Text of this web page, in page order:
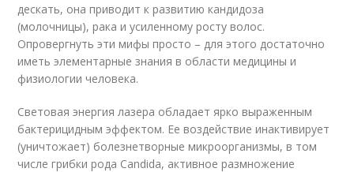
дескать, она приводит к развитию кандидоза
(молочницы), рака и усиленному росту волос.
Опровергнуть эти мифы просто – для этого достаточно
иметь элементарные знания в области медицины и
физиологии человека.
Световая энергия лазера обладает ярко выраженным
бактерицидным эффектом. Ее воздействие инактивирует
(уничтожает) болезнетворные микроорганизмы, в том
числе грибки рода Candida, активное размножение